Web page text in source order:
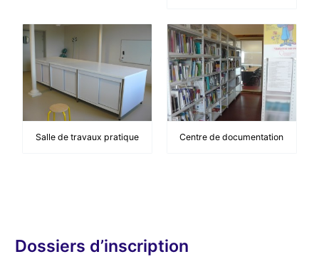
Salle de travaux pratique Centre de documentation
Dossiers d’inscription